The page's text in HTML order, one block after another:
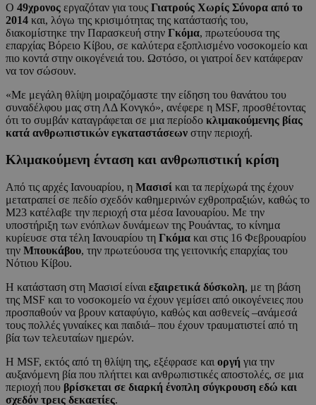
Ο 49χρονος εργαζόταν για τους Γιατρούς Χωρίς Σύνορα από το
2014 και, λόγω της κρισιμότητας της κατάστασής του,
διακομίστηκε την Παρασκευή στην Γκόμα, πρωτεύουσα της
επαρχίας Βόρειο Κίβου, σε καλύτερα εξοπλισμένο νοσοκομείο και
πιο κοντά στην οικογένειά του. Ωστόσο, οι γιατροί δεν κατάφεραν
να τον σώσουν.
«Με μεγάλη θλίψη μοιραζόμαστε την είδηση του θανάτου του
συναδέλφου μας στη ΛΔ Κονγκό», ανέφερε η MSF, προσθέτοντας
ότι το συμβάν καταγράφεται σε μια περίοδο κλιμακούμενης βίας
κατά ανθρωπιστικών εγκαταστάσεων στην περιοχή.
Κλιμακούμενη ένταση και ανθρωπιστική κρίση
Από τις αρχές Ιανουαρίου, η Μασισί και τα περίχωρά της έχουν
μετατραπεί σε πεδίο σχεδόν καθημερινών εχθροπραξιών, καθώς το
M23 κατέλαβε την περιοχή στα μέσα Ιανουαρίου. Με την
υποστήριξη των ενόπλων δυνάμεων της Ρουάντας, το κίνημα
κυρίευσε στα τέλη Ιανουαρίου τη Γκόμα και στις 16 Φεβρουαρίου
την Μπουκάβου, την πρωτεύουσα της γειτονικής επαρχίας του
Νότιου Κίβου.
Η κατάσταση στη Μασισί είναι εξαιρετικά δύσκολη, με τη βάση
της MSF και το νοσοκομείο να έχουν γεμίσει από οικογένειες που
προσπαθούν να βρουν καταφύγιο, καθώς και ασθενείς –ανάμεσά
τους πολλές γυναίκες και παιδιά– που έχουν τραυματιστεί από τη
βία των τελευταίων ημερών.
Η MSF, εκτός από τη θλίψη της, εξέφρασε και οργή για την
αυξανόμενη βία που πλήττει και ανθρωπιστικές αποστολές, σε μια
περιοχή που βρίσκεται σε διαρκή ένοπλη σύγκρουση εδώ και
σχεδόν τρεις δεκαετίες.